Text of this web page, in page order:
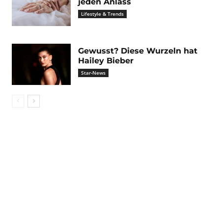
Lifestyle & Trends
Gewusst? Diese Wurzeln hat
Hailey Bieber
Star-News